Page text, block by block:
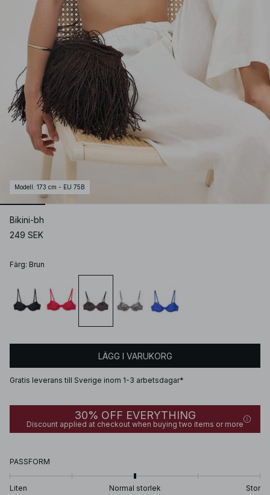
Modell : 173 cm - EU 75B
Bikini-bh
249 SEK
Färg: Brun
LÄGG I VARUKORG
Gratis leverans till Sverige inom 1-3 arbetsdagar*
30% OFF EVERYTHING
Discount applied at checkout when buying two items or more
PASSFORM
Liten Normal storlek Stor